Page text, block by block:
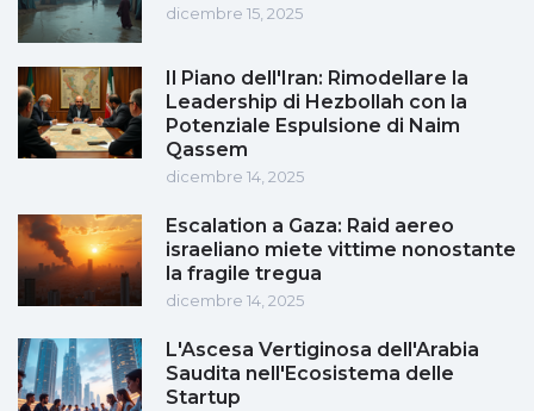
dicembre 15, 2025
Il Piano dell'Iran: Rimodellare la
Leadership di Hezbollah con la
Potenziale Espulsione di Naim
Qassem
dicembre 14, 2025
Escalation a Gaza: Raid aereo
israeliano miete vittime nonostante
la fragile tregua
dicembre 14, 2025
L'Ascesa Vertiginosa dell'Arabia
Saudita nell'Ecosistema delle
Startup